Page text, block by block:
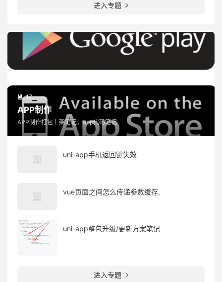
进入专题 
 17
APP制作
APP制作打包上架笔记，app代码笔记
uni-app手机返回键失效
vue页面之间怎么传递参数缓存,
uni-app整包升级/更新方案笔记
进入专题 